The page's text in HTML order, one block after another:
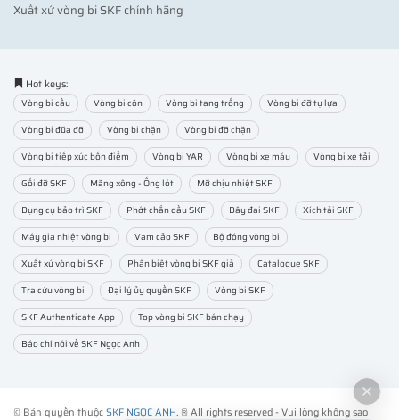
Xuất xứ vòng bi SKF chính hãng
Hot keys:
Vòng bi cầu Vòng bi côn Vòng bi tang trống
Vòng bi đỡ tự lựa
Vòng bi đũa đỡ
Vòng bi chặn
Vòng bi đỡ chặn
Vòng bi tiếp xúc bốn điểm
Vòng bi YAR Vòng bi xe máy
Vòng bi xe tải
Gối đỡ SKF
Măng xông - Ống lót
Mỡ chịu nhiệt SKF
Dụng cụ bảo trì SKF
Phớt chắn dầu SKF Dây đai SKF
Xích tải SKF
Máy gia nhiệt vòng bi
Vam cảo SKF
Bộ đóng vòng bi
Xuất xứ vòng bi SKF
Phân biệt vòng bi SKF giả
Catalogue SKF
Tra cứu vòng bi
Đại lý ủy quyền SKF
Vòng bi SKF
SKF Authenticate App
Top vòng bi SKF bán chạy
Báo chí nói về SKF Ngọc Anh
© Bản quyền thuộcSKF NGỌC ANH. ® All rights reserved - Vui lòng không sao